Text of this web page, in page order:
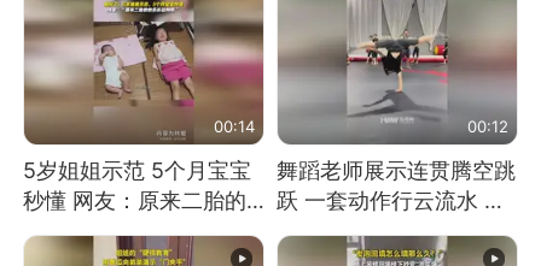
00:14
5岁姐姐示范 5个月宝宝
秒懂 网友：原来二胎的
快乐长这样
00:12
舞蹈老师展示连贯腾空跳
跃 一套动作行云流水 节
奏感拉满 网友：怎么做
到又舞又武的？